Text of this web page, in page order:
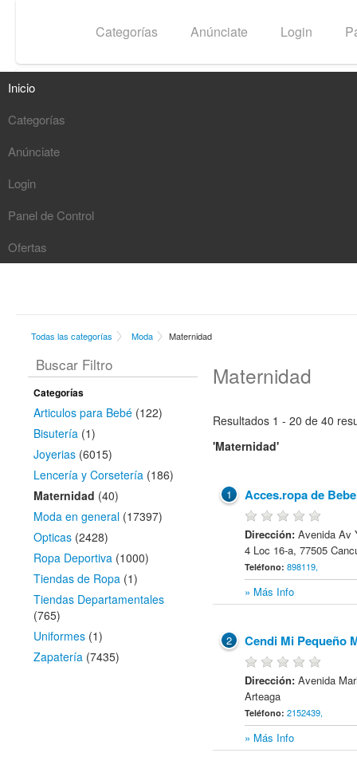
Categorías Anúnciate Login
Todas las categorías Moda Maternidad
Buscar Filtro
Categorías
Articulos para Bebé (122)
Bisutería (1)
Joyerias (6015)
Lencería y Corsetería (186)
Maternidad (40)
Moda en general (17397)
Opticas (2428)
Ropa Deportiva (1000)
Tiendas de Ropa (1)
Tiendas Departamentales
(765)
Uniformes (1)
Zapatería (7435)
Maternidad
Resultados 1 - 20 de 40
'Maternidad'
1 Acces.ropa de
Dirección:Avenida Av
4 Loc 16-a, 77505
Teléfono:898119,
» Más Info
2 Cendi Mi Pequeño
Dirección:Avenida
Arteaga
Teléfono:2152439,
» Más Info
Inicio
Categorías
Anúnciate
Login
Panel de Control
Ofertas